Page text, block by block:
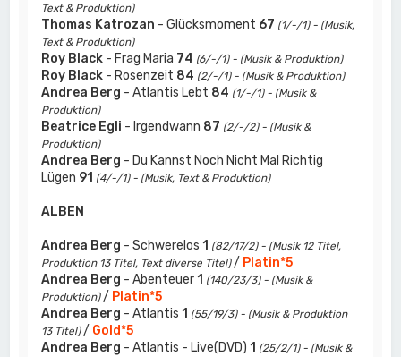
Text & Produktion)
Thomas Katrozan - Glücksmoment 67 (1/-/1) - (Musik,
Text & Produktion)
Roy Black - Frag Maria 74 (6/-/1) - (Musik & Produktion)
Roy Black - Rosenzeit 84 (2/-/1) - (Musik & Produktion)
Andrea Berg - Atlantis Lebt 84 (1/-/1) - (Musik &
Produktion)
Beatrice Egli - Irgendwann 87 (2/-/2) - (Musik &
Produktion)
Andrea Berg - Du Kannst Noch Nicht Mal Richtig
Lügen 91 (4/-/1) - (Musik, Text & Produktion)
ALBEN
Andrea Berg - Schwerelos 1 (82/17/2) - (Musik 12 Titel,
Produktion 13 Titel, Text diverse Titel)/ Platin*5
Andrea Berg - Abenteuer 1 (140/23/3) - (Musik &
Produktion)/ Platin*5
Andrea Berg - Atlantis 1 (55/19/3) - (Musik & Produktion
13 Titel)/ Gold*5
Andrea Berg - Atlantis - Live(DVD) 1 (25/2/1) - (Musik &